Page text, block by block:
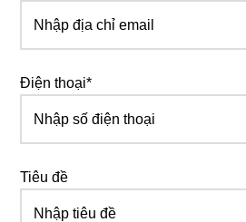
Điện thoại*
Tiêu đề